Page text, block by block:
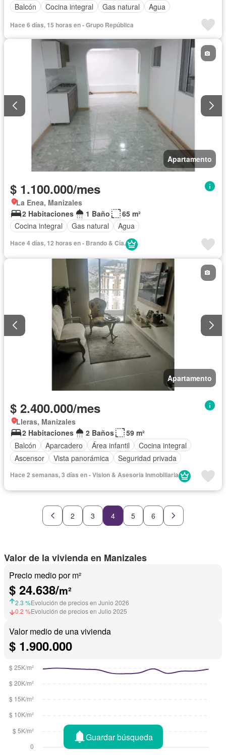
Balcón
Cocina integral Gas natural Agua
Hace 6 días, 15 horas en - Grupo República
Apartamento
$ 1.100.000/mes
La Enea, Manizales
2 Habitaciones
1 Baño
65 m²
Cocina integral
Gas natural Agua
Hace 4 días, 12 horas en - Brando & Cía.
Apartamento
$ 2.400.000/mes
Lleras, Manizales
2 Habitaciones
2 Baños
59 m²
Balcón
Aparcadero Área infantil
Cocina integral
Ascensor
Vista panorámica Seguridad privada
Hace 2 semanas, 3 días en - Vision & Asesoria Inmobiliaria
2 3 4 5 6
Valor de la vivienda en Manizales
Precio medio por m²
$ 24.638/m²
2.3 %Evolución de precios en Junio 2026
0.2 %Evolución de precios en Julio 2025
Valor medio de una vivienda
$ 1.900.000
Guardar búsqueda